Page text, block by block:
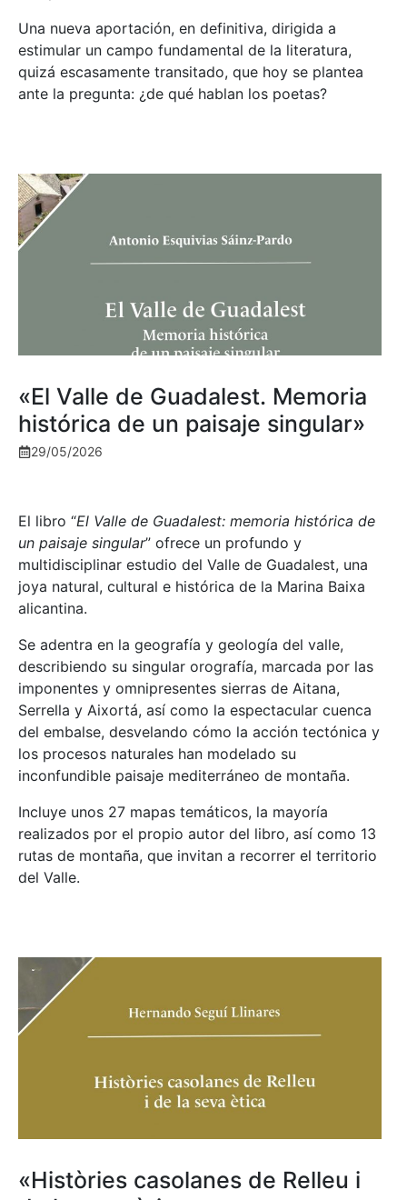
Una nueva aportación, en definitiva, dirigida a
estimular un campo fundamental de la literatura,
quizá escasamente transitado, que hoy se plantea
ante la pregunta: ¿de qué hablan los poetas?
«El Valle de Guadalest. Memoria
histórica de un paisaje singular»
29/05/2026
El libro “El Valle de Guadalest: memoria histórica de
un paisaje singular” ofrece un profundo y
multidisciplinar estudio del Valle de Guadalest, una
joya natural, cultural e histórica de la Marina Baixa
alicantina.
Se adentra en la geografía y geología del valle,
describiendo su singular orografía, marcada por las
imponentes y omnipresentes sierras de Aitana,
Serrella y Aixortá, así como la espectacular cuenca
del embalse, desvelando cómo la acción tectónica y
los procesos naturales han modelado su
inconfundible paisaje mediterráneo de montaña.
Incluye unos 27 mapas temáticos, la mayoría
realizados por el propio autor del libro, así como 13
rutas de montaña, que invitan a recorrer el territorio
del Valle.
«Històries casolanes de Relleu i